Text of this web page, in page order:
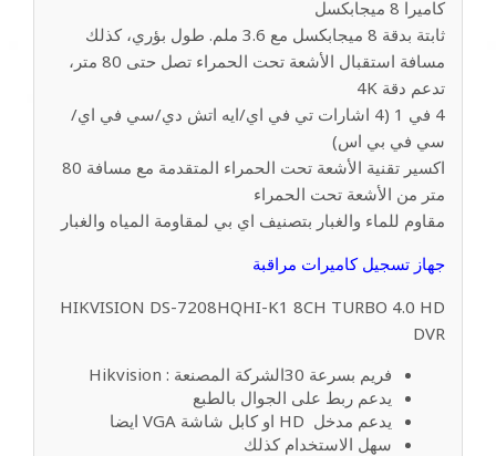
كاميرا 8 ميجابكسل
ثابتة بدقة 8 ميجابكسل مع 3.6 ملم. طول بؤري، كذلك
مسافة استقبال الأشعة تحت الحمراء تصل حتى 80 متر،
تدعم دقة 4K
4 في 1 (4 اشارات تي في اي/ايه اتش دي/سي في اي/
سي في بي اس)
اكسير تقنية الأشعة تحت الحمراء المتقدمة مع مسافة 80
متر من الأشعة تحت الحمراء
مقاوم للماء والغبار بتصنيف اي بي لمقاومة المياه والغبار
جهاز تسجيل كاميرات مراقبة
HIKVISION DS-7208HQHI-K1 8CH TURBO 4.0 HD
DVR
فريم بسرعة 30الشركة المصنعة : Hikvision
يدعم ربط على الجوال بالطبع
يدعم مدخل HD او كابل شاشة VGA ايضا
سهل الاستخدام كذلك